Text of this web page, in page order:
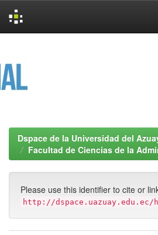
Dspace de la Universidad del
Facultad de Ciencias de la
Please use this identifier to cite or
http://dspace.uazuay.edu.ec/